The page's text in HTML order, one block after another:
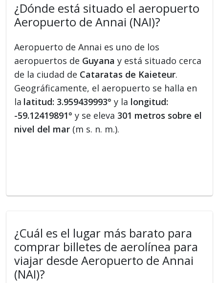
¿Dónde está situado el aeropuerto
Aeropuerto de Annai (NAI)?
Aeropuerto de Annai es uno de los
aeropuertos de Guyana y está situado cerca
de la ciudad de Cataratas de Kaieteur.
Geográficamente, el aeropuerto se halla en
la latitud: 3.959439993° y la longitud:
-59.12419891° y se eleva 301 metros sobre el
nivel del mar (m s. n. m.).
¿Cuál es el lugar más barato para
comprar billetes de aerolínea para
viajar desde Aeropuerto de Annai
(NAI)?